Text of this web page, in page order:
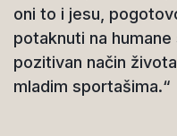
oni to i jesu,
potaknuti na
pozitivan način
mladim sportašima.“